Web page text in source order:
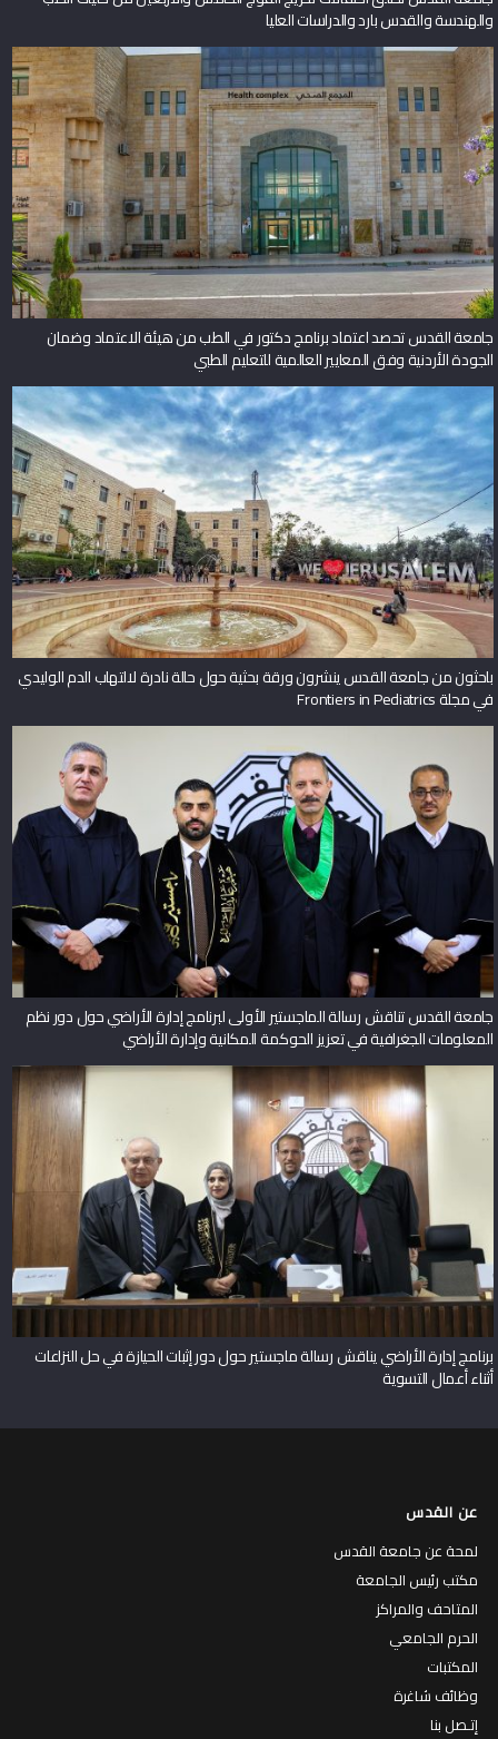
والهندسة والقدس بارد والدراسات العليا
جامعة القدس تحصد اعتماد برنامج دكتور في الطب من هيئة الاعتماد وضمان
الجودة الأردنية وفق المعايير العالمية للتعليم الطبي
باحثون من جامعة القدس ينشرون ورقة بحثية حول حالة نادرة لالتهاب الدم الوليدي
في مجلة Frontiers in Pediatrics
جامعة القدس تناقش رسالة الماجستير الأولى لبرنامج إدارة الأراضي حول دور نظم
المعلومات الجغرافية في تعزيز الحوكمة المكانية وإدارة الأراضي
برنامج إدارة الأراضي يناقش رسالة ماجستير حول دور إثبات الحيازة في حل النزاعات
أثناء أعمال التسوية
عن القدس
لمحة عن جامعة القدس
مكتب رئيس الجامعة
المتاحف والمراكز
الحرم الجامعي
المكتبات
وظائف شاغرة
إتـصل بنا